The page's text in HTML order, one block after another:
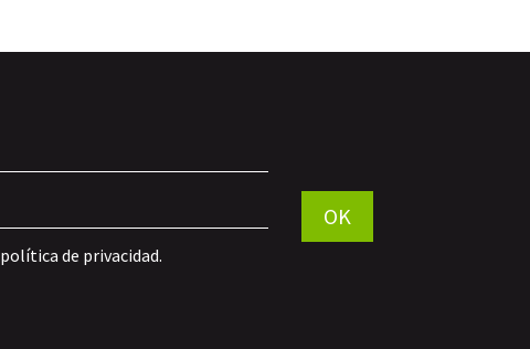
política de privacidad.
OK